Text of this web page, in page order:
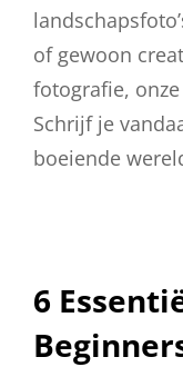
of gewoon
fotografie,
Schrijf je
boeiende
6